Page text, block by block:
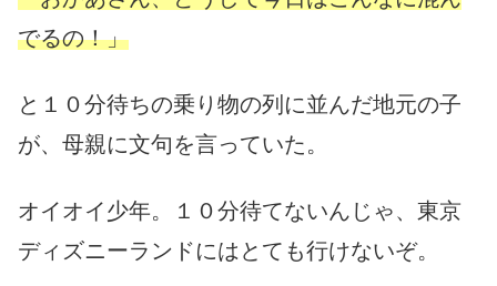
でるの！」
と１０分待ちの乗り物の列に並んだ地元の子
が、母親に文句を言っていた。
オイオイ少年。１０分待てないんじゃ、東京
ディズニーランドにはとても行けないぞ。